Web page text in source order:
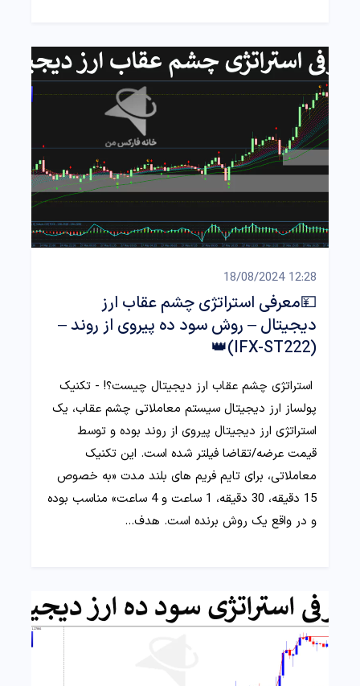
12:28 18/08/2024
💴معرفی استراتژی چشم عقاب ارز
دیجیتال – روش سود ده پیروی از روند –
(IFX-ST222)👑
استراتژی چشم عقاب ارز دیجیتال چیست؟! - تکنیک
پولساز ارز دیجیتال سیستم معاملاتی چشم عقاب، یک
استراتژی ارز دیجیتال پیروی از روند بوده و توسط
قیمت عرضه/تقاضا فیلتر شده است. این تکنیک
معاملاتی، برای تایم فریم های بلند مدت «به خصوص
15 دقیقه، 30 دقیقه، 1 ساعت و 4 ساعت» مناسب بوده
و در واقع یک روش برنده است. هدف…